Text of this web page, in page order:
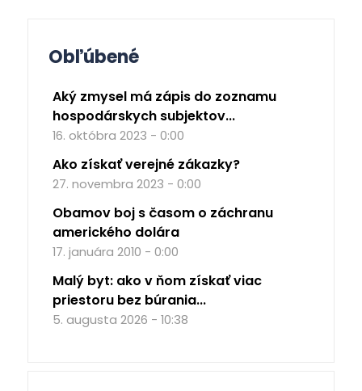
Obľúbené
Aký zmysel má zápis do zoznamu
hospodárskych subjektov...
16. októbra 2023 - 0:00
Ako získať verejné zákazky?
27. novembra 2023 - 0:00
Obamov boj s časom o záchranu
amerického dolára
17. januára 2010 - 0:00
Malý byt: ako v ňom získať viac
priestoru bez búrania...
5. augusta 2026 - 10:38